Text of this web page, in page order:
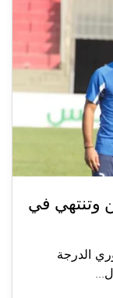
وتنتهي في
الدرجة